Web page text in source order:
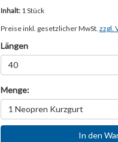
Inhalt:1 Stück
Preise inkl. gesetzlicher MwSt. zzgl.
Längen
40
Menge:
1 Neopren Kurzgurt
In den